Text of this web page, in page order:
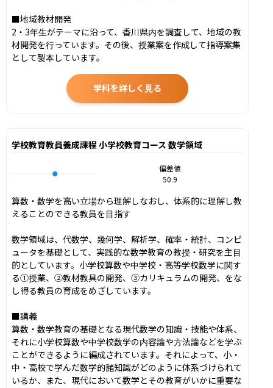
■地域教材開発
2・3年生がテーマに沿って、香川県内を調査して、地域の教
材開発を行っています。その後、授業案を作成して指導案集
として製本しています。
学科を詳しく見る
学校教育教員養成課程 小学校教育コース 数学領域
偏差値
50.9
算数・数学を高い立場から理解しなおし、体系的に理解し教
えることのできる教員を目指す
数学領域は、代数学、幾何学、解析学、確率・統計、コンピ
ュータを基礎として、実践的な数学教育の教授・研究を主目
的としています。小学校算数や中学校・高等学校数学に関す
る①授業、②教材教具の開発、③カリキュラムの開発、をな
し得る教員の育成をめざしています。
■講義
算数・数学教育の基礎となる現代数学の知識・技能や体系、
それに小学校算数や中学校数学の内容論や方法論などを学ぶ
ことができるように編成されています。それによって、小・
中・高校で学んだ数学的諸知識がどのように体系づけられて
いるか、また、現代において数学とその教育がいかに重要な